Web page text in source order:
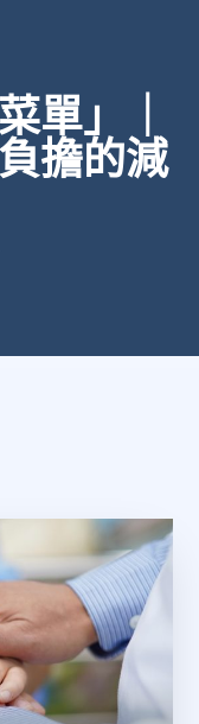
單」｜
擔的減